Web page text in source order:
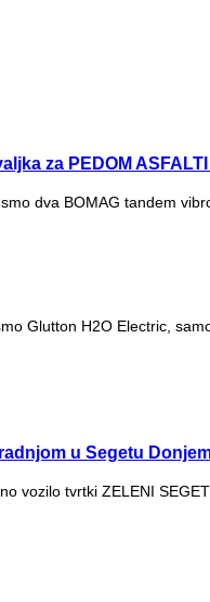
za PEDOM
dva BOMAG tandem
Glutton H2O Electric,
u Segetu
vozilo tvrtki ZELENI